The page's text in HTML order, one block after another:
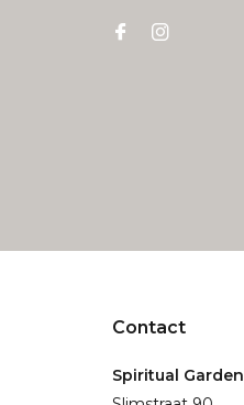
Contact
Spiritual Garden